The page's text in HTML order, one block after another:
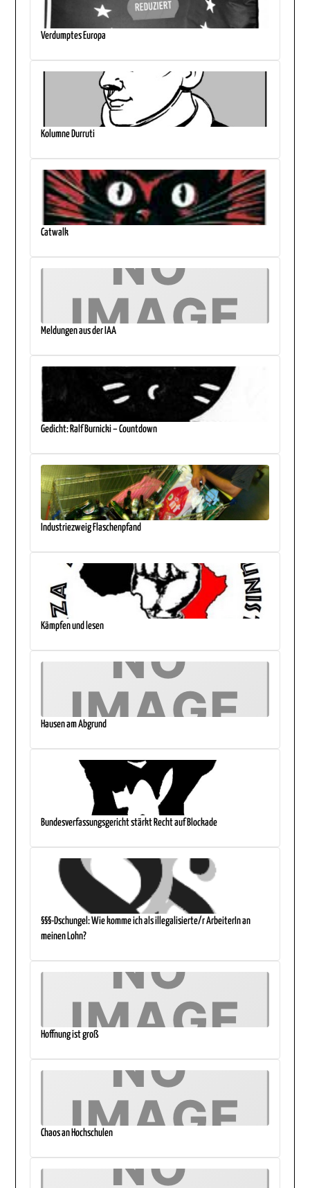
Verdumptes Europa
Kolumne Durruti
Catwalk
Meldungen aus der IAA
Gedicht: Ralf Burnicki – Countdown
Industriezweig Flaschenpfand
Kämpfen und lesen
Hausen am Abgrund
Bundesverfassungsgericht stärkt Recht auf Blockade
§§§-Dschungel: Wie komme ich als illegalisierte/r ArbeiterIn an
meinen Lohn?
Hoffnung ist groß
Chaos an Hochschulen